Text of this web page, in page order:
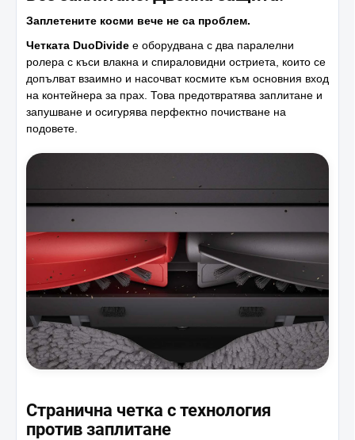
Заплетените косми вече не са проблем.
Четката DuoDivide е оборудвана с два паралелни
ролера с къси влакна и спираловидни остриета, които се
допълват взаимно и насочват космите към основния вход
на контейнера за прах. Това предотвратява заплитане и
запушване и осигурява перфектно почистване на
подовете.
Странична четка с технология
против заплитане